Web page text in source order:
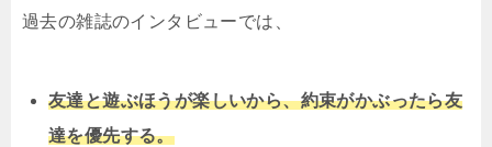
過去の雑誌のインタビューでは、
友達と遊ぶほうが楽しいから、約束がかぶったら友
達を優先する。